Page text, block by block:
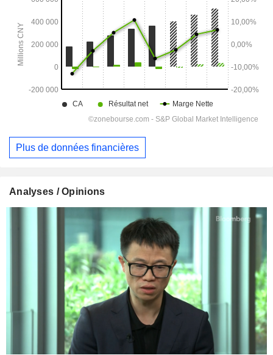
Plus de données financières
Analyses / Opinions